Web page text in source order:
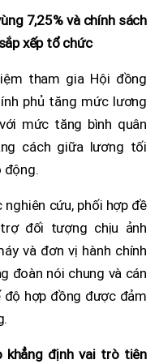
7,25% và chính sách
xếp tổ chức
tham gia Hội đồng
phủ tăng mức lương
mức tăng bình quân
cách giữa lương tối
động.
cứu, phối hợp đề
đối tượng chịu ảnh
và đơn vị hành chính
đoàn nói chung và cán
hợp đồng được đảm
khẳng định vai trò tiên